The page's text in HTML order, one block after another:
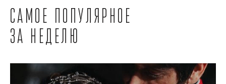
Самое популярное
за неделю